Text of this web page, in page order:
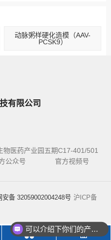
动脉粥样硬化造模（AAV-
PCSK9）
有限公司
物医药产业园五期C17-401/501
公众号 官方视频号
安备 32059002004248号 沪ICP备
可以介绍下你们的产品么？